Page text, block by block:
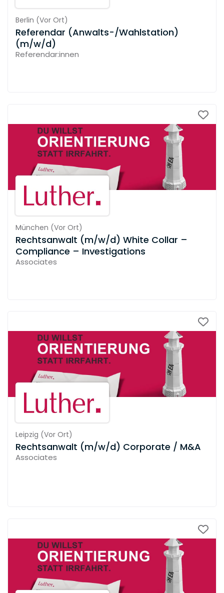
Berlin (Vor Ort)
Referendar (Anwalts-/Wahlstation)
(m/w/d)
Referendar:innen
München (Vor Ort)
Rechtsanwalt (m/w/d) White Collar –
Compliance – Investigations
Associates
Leipzig (Vor Ort)
Rechtsanwalt (m/w/d) Corporate / M&A
Associates